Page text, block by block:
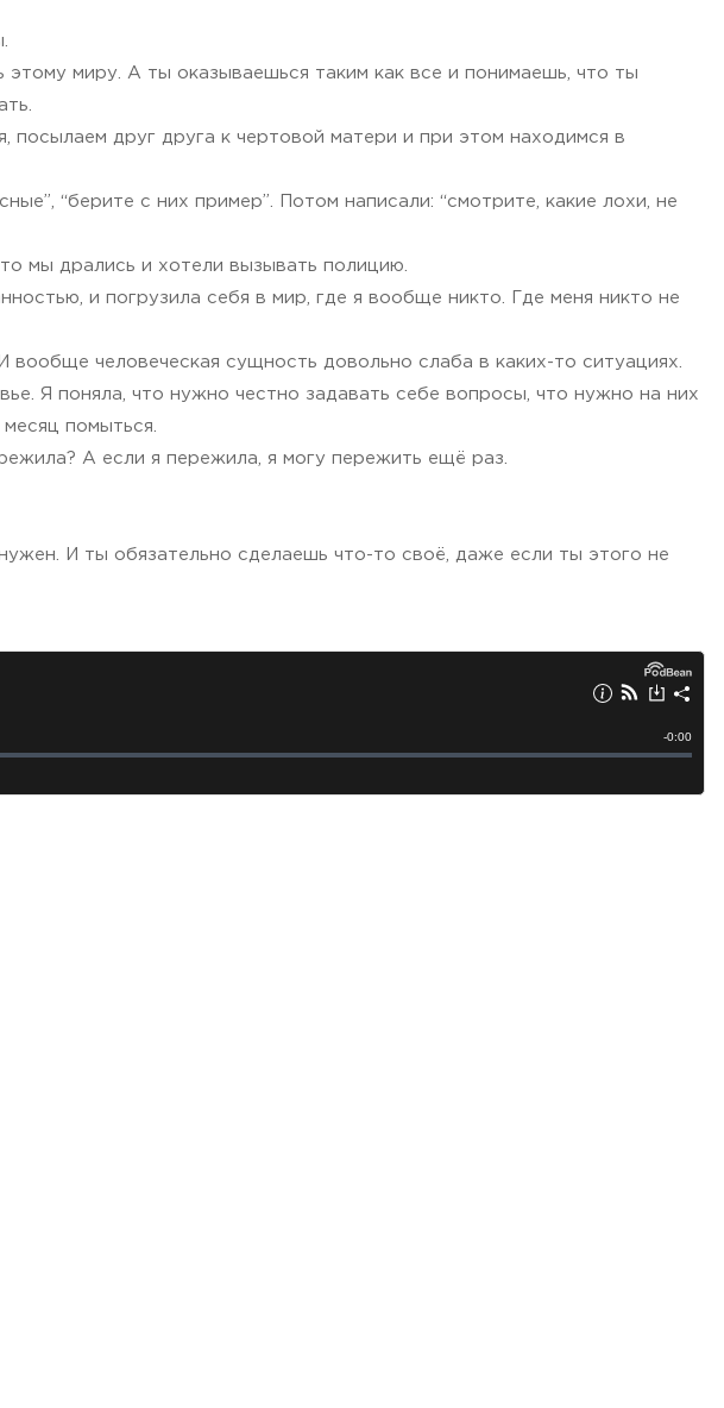
миру. А ты оказываешься таким как все и понимаешь, что ты
друг друга к чертовой матери и при этом находимся в
“берите с них пример”. Потом написали: “смотрите, какие лохи, не
мы дрались и хотели вызывать полицию.
и погрузила себя в мир, где я вообще никто. Где меня никто не
человеческая сущность довольно слаба в каких-то ситуациях.
Я поняла, что нужно честно задавать себе вопросы, что нужно на них
помыться.
А если я пережила, я могу пережить ещё раз.
И ты обязательно сделаешь что-то своё, даже если ты этого не